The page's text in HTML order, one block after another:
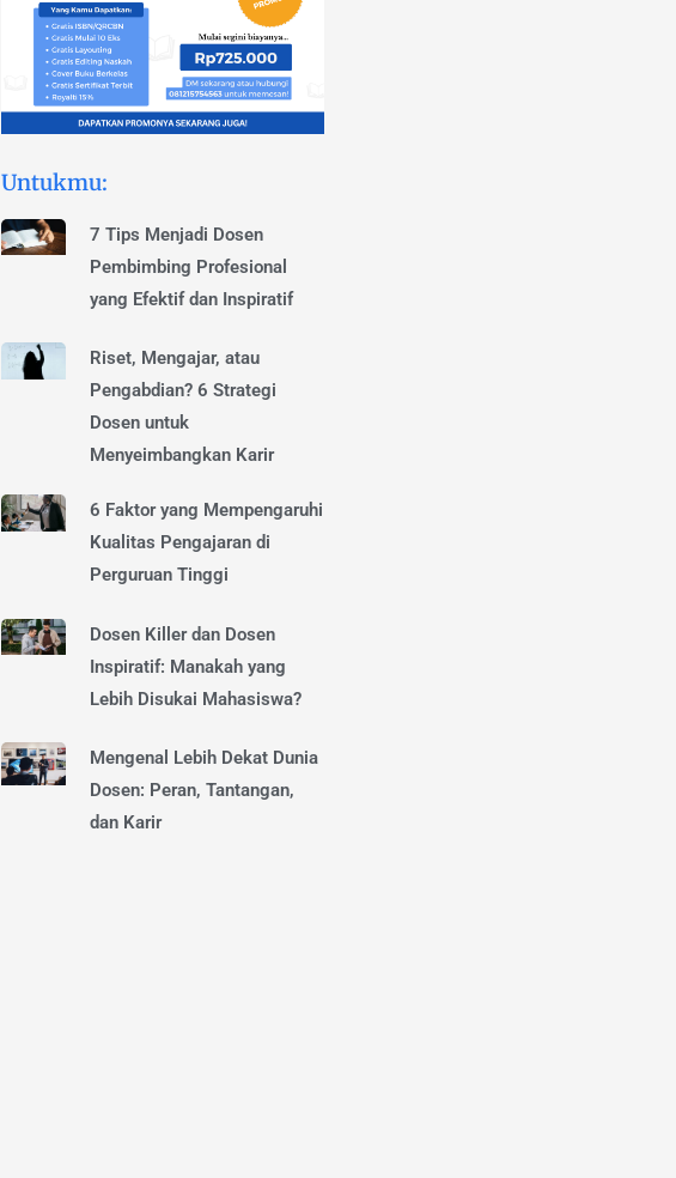
Untukmu:
7 Tips Menjadi Dosen
Pembimbing Profesional
yang Efektif dan Inspiratif
Riset, Mengajar, atau
Pengabdian? 6 Strategi
Dosen untuk
Menyeimbangkan Karir
6 Faktor yang Mempengaruhi
Kualitas Pengajaran di
Perguruan Tinggi
Dosen Killer dan Dosen
Inspiratif: Manakah yang
Lebih Disukai Mahasiswa?
Mengenal Lebih Dekat Dunia
Dosen: Peran, Tantangan,
dan Karir